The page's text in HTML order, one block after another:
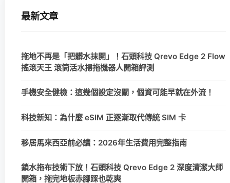
最新文章
拖地不再是「把髒水抹開」！石頭科技 Qrevo Edge 2 Flow
搖滾天王 滾筒活水掃拖機器人開箱評測
手機安全健檢：這幾個設定沒關，個資可能早就在外流！
科技新知：為什麼 eSIM 正逐漸取代傳統 SIM 卡
移居馬來西亞前必讀：2026年生活費用完整指南
鎖水拖布技術下放！石頭科技 Qrevo Edge 2 深度清潔大師
開箱，拖完地板赤腳踩也乾爽